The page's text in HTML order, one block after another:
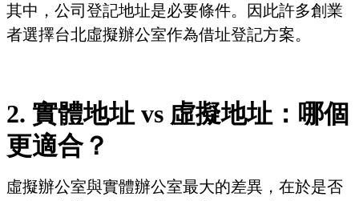
其中，公司登記地址是必要條件。因此許多創業
者選擇台北虛擬辦公室作為借址登記方案。
2. 實體地址 vs 虛擬地址：哪個
更適合？
虛擬辦公室與實體辦公室最大的差異，在於是否